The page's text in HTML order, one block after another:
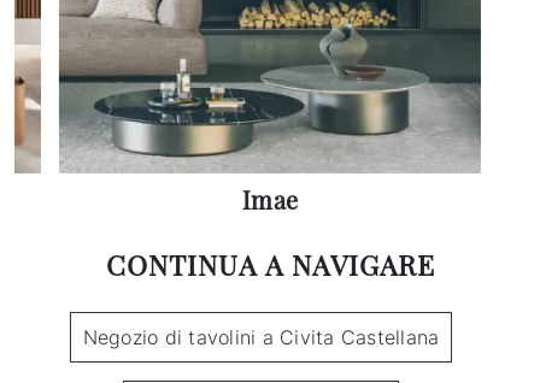
Imae
CONTINUA A NAVIGARE
Negozio di tavolini a Civita Castellana